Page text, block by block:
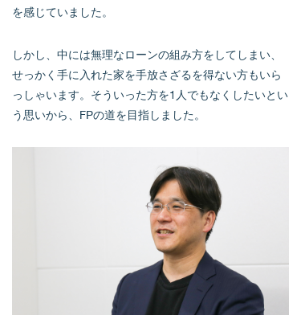
を感じていました。
しかし、中には無理なローンの組み方をしてしまい、
せっかく手に入れた家を手放さざるを得ない方もいら
っしゃいます。そういった方を1人でもなくしたいとい
う思いから、FPの道を目指しました。